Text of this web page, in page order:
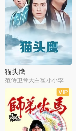
猫头鹰
范侍卫带大白鲨小小李破案寻妃